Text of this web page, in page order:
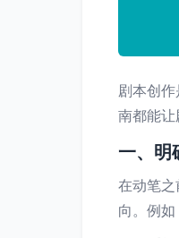
剧本创
南都能让
一、明
在动笔
向。例